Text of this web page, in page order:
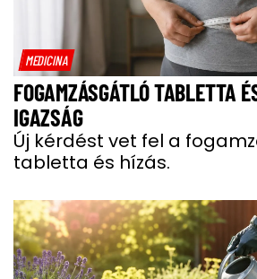
MEDICINA
FOGAMZÁSGÁTLÓ TABLETTA
IGAZSÁG
Új kérdést vet fel a
tabletta és hízás.